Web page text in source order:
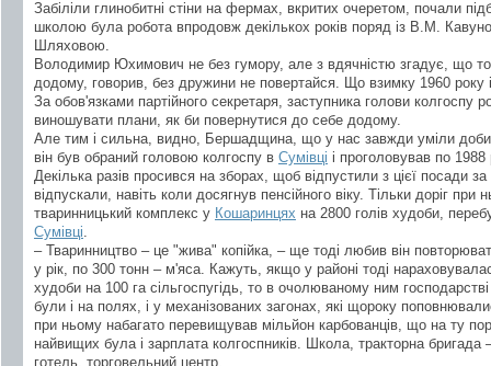
Забіліли глинобитні стіни на фермах, вкритих очеретом, почали
школою була робота впродовж декількох років поряд із В.М.
Шляховою.
Володимир Юхимович не без гумору, але з вдячністю згадує, що
додому, говорив, без дружини не повертайся. Що взимку 1960 року
За обов'язками партійного секретаря, заступника голови колгоспу
виношувати плани, як би повернутися до себе додому.
Але тим і сильна, видно, Бершадщина, що у нас завжди уміли
він був обраний головою колгоспу в Сумівці і проголовував по 1988
Декілька разів просився на зборах, щоб відпустили з цієї посади
відпускали, навіть коли досягнув пенсійного віку. Тільки доріг
тваринницький комплекс у Кошаринцях на 2800 голів худоби,
Сумівці
– Тваринництво – це "жива" копійка, – ще тоді любив він
у рік, по 300 тонн – м'яса. Кажуть, якщо у районі тоді
худоби на 100 га сільгоспугідь, то в очолюваному ним
були і на полях, і у механізованих загонах, які щороку
при ньому набагато перевищував мільйон карбованців, що на ту
найвищих була і зарплата колгоспників. Школа, тракторна
готель, торговельний центр.